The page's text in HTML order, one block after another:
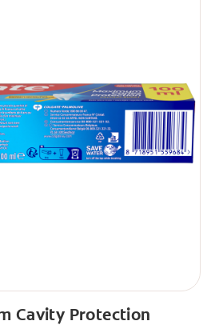
Cavity Protection